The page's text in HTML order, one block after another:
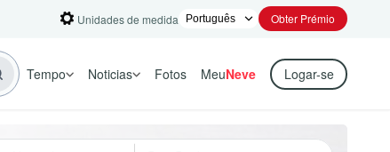
Unidades de medida Obter Prémio
Tempo Noticias Fotos MeuNeve Logar-se